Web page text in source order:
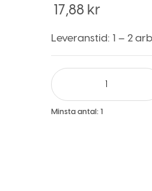
17,88 kr
Leveranstid: 1 – 2
Minsta antal: 1